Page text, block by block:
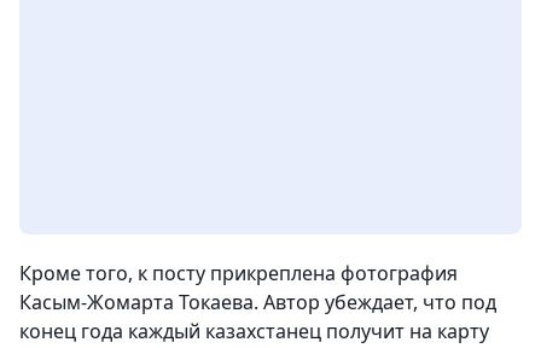
Кроме того, к посту прикреплена фотография
Касым-Жомарта Токаева. Автор убеждает, что под
конец года каждый казахстанец получит на карту